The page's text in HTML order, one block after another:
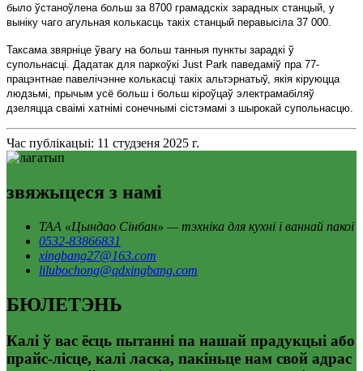
было ўстаноўлена больш за 8700 грамадскіх зарадных станцый, у
выніку чаго агульная колькасць такіх станцый перавысіла 37 000.
Таксама звярніце ўвагу на больш танныя пункты зарадкі ў
супольнасці. Дадатак для паркоўкі Just Park паведаміў пра 77-
працэнтнае павелічэнне колькасці такіх альтэрнатыў, якія кіруюцца
людзьмі, прычым усё больш і больш кіроўцаў электрамабіляў
дзеляцца сваімі хатнімі сонечнымі сістэмамі з шырокай супольнасцю.
Час публікацыі: 11 студзеня 2025 г.
звяжыцеся з намі
ТАА «Цындао Сінбан» — тэхніка для кухні і ваннай пакоі
0532-83866831
xingbang27@163.com
lilubochong@qdxingbang.com
БЮЛЕТЭНЬ
Калі ў вас ёсць пытанні па нашай прадукцыі або
прайс-лісце, калі ласка, пакіньце нам свой адрас